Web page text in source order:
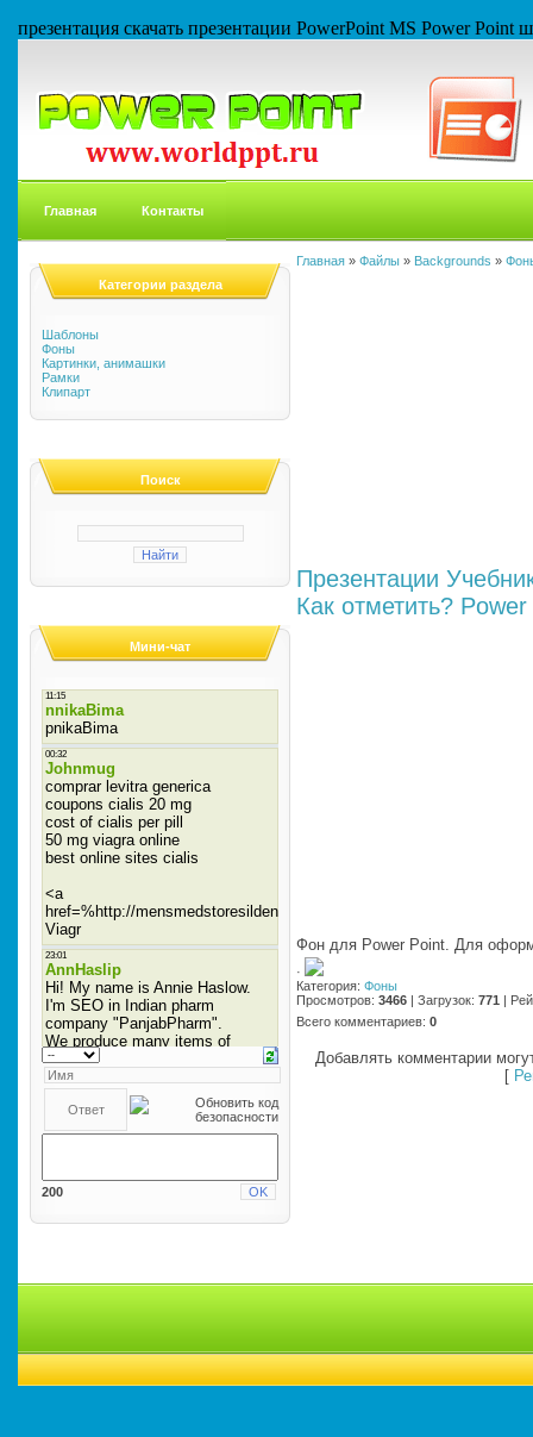
презентация скачать презентации PowerPoint MS Power
Главная Контакты
Категории раздела
Шаблоны
Фоны
Картинки, анимашки
Рамки
Клипарт
Поиск
Мини-чат
200
Главная » Файлы » Backgrounds »
Презентации
Как отметить?
Фон для Power Point. Для
·
Категория: Фоны
Просмотров: 3466 | Загрузок: 771 |
Всего комментариев: 0
Добавлять комментарии
[